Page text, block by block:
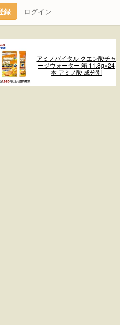
録 ログイン
アミノバイタル クエン酸チャ
ージウォーター 箱 11.8g×24
本 アミノ酸 成分別